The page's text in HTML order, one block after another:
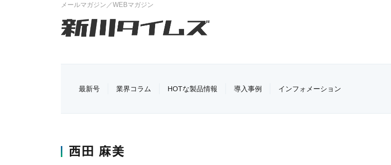
メールマガジン／WEBマガジン
最新号 業界コラム HOTな製品情報 導入事例 インフォメーション
西田 麻美